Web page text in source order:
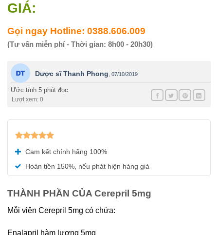
GIÁ:
Gọi ngay Hotline: 0388.606.009
(Tư vấn miễn phí - Thời gian: 8h00 - 20h30)
Dược sĩ Thanh Phong 07/10/2019
Ước tính 5 phút đọc
Lượt xem: 0
Được xếp
hạng5.00
5 sao
Cam kết chính hãng 100%
Hoàn tiền 150%, nếu phát hiện hàng giả
THÀNH PHẦN CỦA Cerepril 5mg
Mỗi viên Cerepril 5mg có chứa:
Enalapril hàm lượng 5mg